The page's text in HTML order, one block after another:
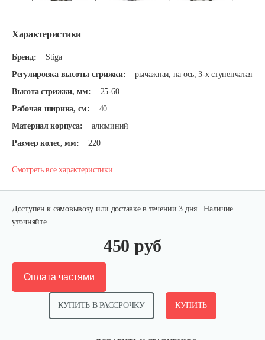
Характеристики
Бренд:
Stiga
Регулировка высоты стрижки:
рычажная, на ось, 3-х ступенчатая
Высота стрижки, мм:
25-60
Рабочая ширина, см:
40
Материал корпуса:
алюминий
Размер колес, мм:
220
Смотреть все характеристики
450 руб
Доступен к самовывозу или доставке в течении 3 дня . Наличие
уточняйте
КУПИТЬ В РАССРОЧКУ КУПИТЬ
Оплата частями